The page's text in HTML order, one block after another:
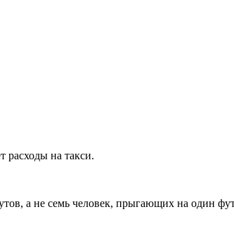
расходы на такси.
а не семь человек, прыгающих на один